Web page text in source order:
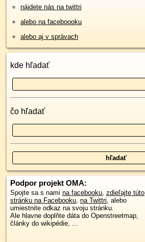
nájdete nás na twittri
alebo na faceboooku
alebo aj v správach
kde hľadať
čo hľadať
Podpor projekt OMA:
Spojte sa s nami na facebooku, zdieľajte túto
stránku na Facebooku, na Twittri, alebo
umiestnite odkaz na svoju stránku.
Ale hlavne doplňte dáta do Openstreetmap,
články do wikipédie, ...